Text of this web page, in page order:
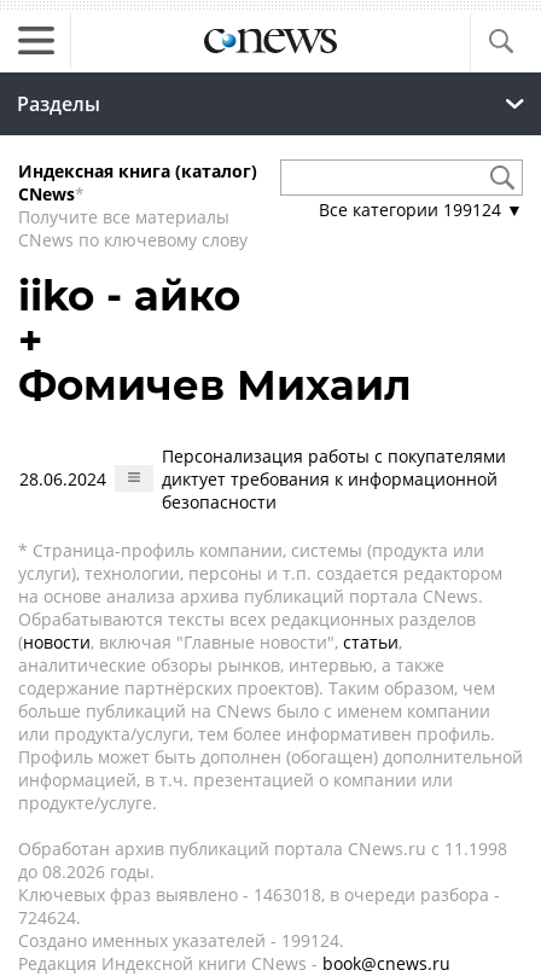
Разделы
Индексная книга (каталог)
CNews*
Получите все материалы
CNews по ключевому слову
Все категории 199124 ▼
iiko - айко
+
Фомичев Михаил
28.06.2024
Персонализация работы с покупателями
диктует требования к информационной
безопасности
* Страница-профиль компании, системы (продукта или
услуги), технологии, персоны и т.п. создается редактором
на основе анализа архива публикаций портала CNews.
Обрабатываются тексты всех редакционных разделов
(новости, включая "Главные новости", статьи,
аналитические обзоры рынков, интервью, а также
содержание партнёрских проектов). Таким образом, чем
больше публикаций на CNews было с именем компании
или продукта/услуги, тем более информативен профиль.
Профиль может быть дополнен (обогащен) дополнительной
информацией, в т.ч. презентацией о компании или
продукте/услуге.
Обработан архив публикаций портала CNews.ru c 11.1998
до 08.2026 годы.
Ключевых фраз выявлено - 1463018, в очереди разбора -
724624.
Создано именных указателей - 199124.
Редакция Индексной книги CNews - book@cnews.ru